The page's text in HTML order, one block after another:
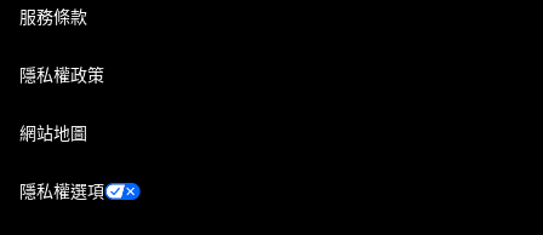
服務條款
隱私權政策
網站地圖
隱私權選項